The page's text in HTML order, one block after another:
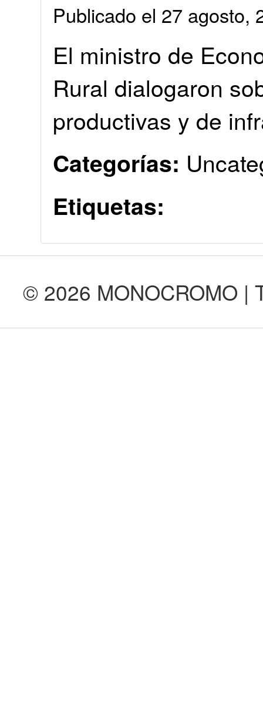
Publicado el 27 agosto,
El ministro de
Rural dialogaron
productivas y de
Categorías:
Etiquetas:
© 2026 MONOCROMO |